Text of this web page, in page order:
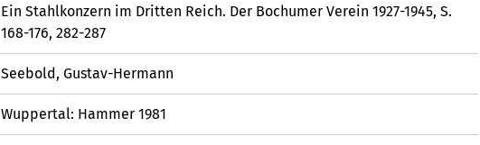
Ein Stahlkonzern im Dritten Reich. Der Bochumer Verein 1927-1945, S.
168-176, 282-287
Seebold, Gustav-Hermann
Wuppertal: Hammer 1981